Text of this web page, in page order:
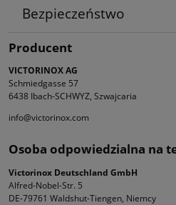
Bezpieczeństwo
Producent
VICTORINOX AG
Schmiedgasse 57
6438 Ibach-SCHWYZ, Szwajcaria
info@victorinox.com
Osoba odpowiedzialna na
Victorinox Deutschland GmbH
Alfred-Nobel-Str. 5
DE-79761 Waldshut-Tiengen, Niemcy